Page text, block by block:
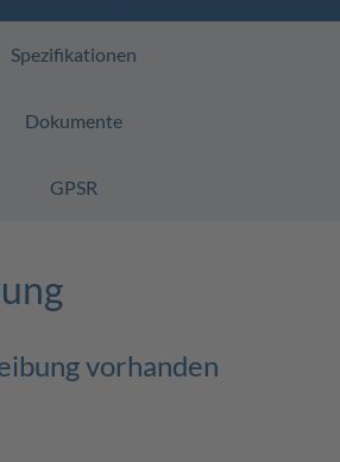
Spezifikationen
Dokumente
GPSR
vorhanden